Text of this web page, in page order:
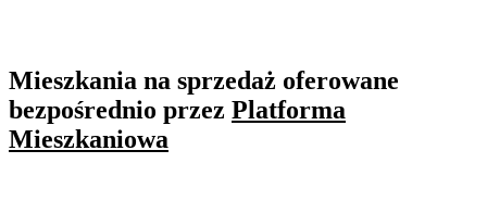
Mieszkania na sprzedaż oferowane
bezpośrednio przez Platforma
Mieszkaniowa